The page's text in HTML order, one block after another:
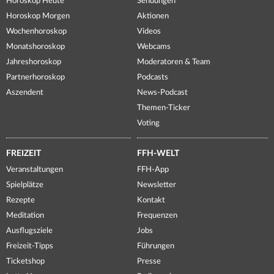
Horoskop Morgen
Wochenhoroskop
Monatshoroskop
Jahreshoroskop
Partnerhoroskop
Aszendent
Aktionen
Videos
Webcams
Moderatoren & Team
Podcasts
News-Podcast
Themen-Ticker
Voting
FREIZEIT
Veranstaltungen
Spielplätze
Rezepte
Meditation
Ausflugsziele
Freizeit-Tipps
Ticketshop
FFH-WELT
FFH-App
Newsletter
Kontakt
Frequenzen
Jobs
Führungen
Presse